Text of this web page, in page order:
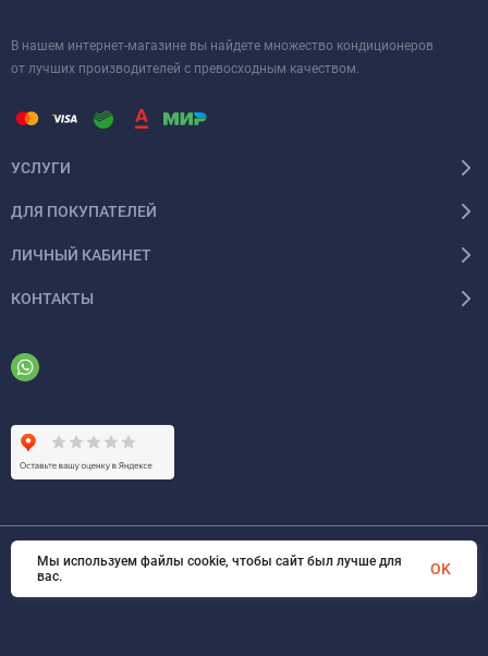
В нашем интернет-магазине вы найдете множество кондиционеров
от лучших производителей с превосходным качеством.
УСЛУГИ
ДЛЯ ПОКУПАТЕЛЕЙ
ЛИЧНЫЙ КАБИНЕТ
КОНТАКТЫ
© 2026 ООО «ФАЗИНЖИНИРИНГ». Все права защищены
Мы используем файлы cookie, чтобы сайт был лучше для
вас.
OK